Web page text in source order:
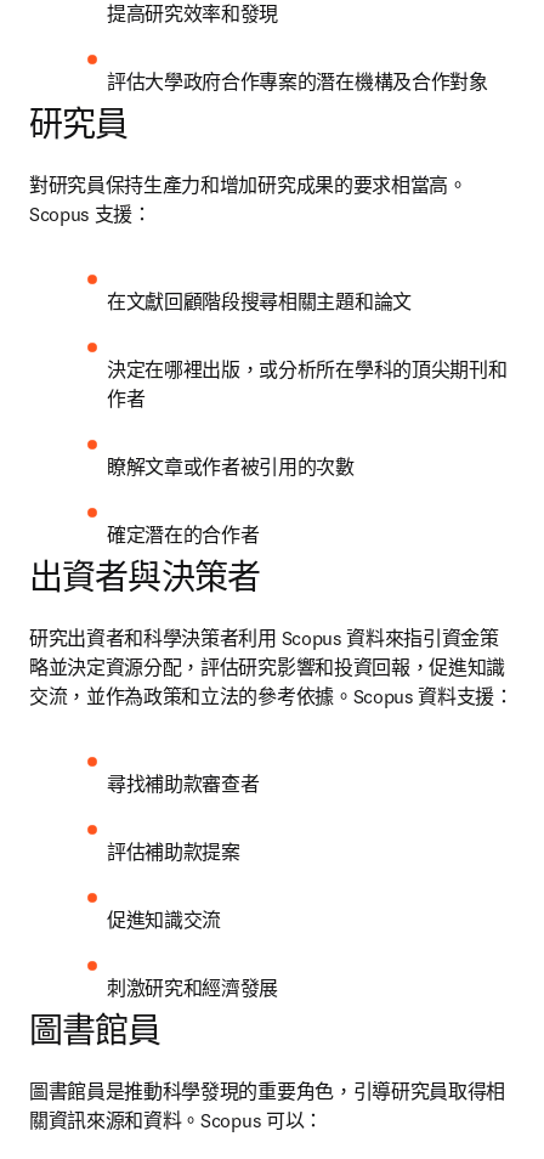
提高研究效率和發現
評估大學政府合作專案的潛在機構及合作對象
研究員
對研究員保持生產力和增加研究成果的要求相當高。
Scopus 支援：
在文獻回顧階段搜尋相關主題和論文
決定在哪裡出版，或分析所在學科的頂尖期刊和
作者
瞭解文章或作者被引用的次數
確定潛在的合作者
出資者與決策者
研究出資者和科學決策者利用 Scopus 資料來指引資金策
略並決定資源分配，評估研究影響和投資回報，促進知識
交流，並作為政策和立法的參考依據。Scopus 資料支援：
尋找補助款審查者
評估補助款提案
促進知識交流
刺激研究和經濟發展
圖書館員
圖書館員是推動科學發現的重要角色，引導研究員取得相
關資訊來源和資料。Scopus 可以：